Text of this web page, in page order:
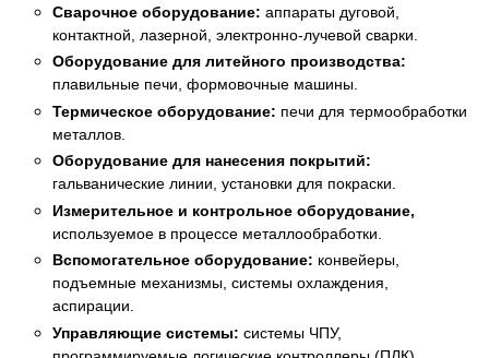
Сварочное оборудование: аппараты дуговой,
контактной, лазерной, электронно-лучевой сварки.
Оборудование для литейного производства:
плавильные печи, формовочные машины.
Термическое оборудование: печи для термообработки
металлов.
Оборудование для нанесения покрытий:
гальванические линии, установки для покраски.
Измерительное и контрольное оборудование,
используемое в процессе металлообработки.
Вспомогательное оборудование: конвейеры,
подъемные механизмы, системы охлаждения,
аспирации.
Управляющие системы: системы ЧПУ,